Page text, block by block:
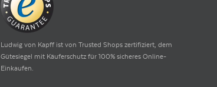
Ludwig von Kapff ist von Trusted Shops zertifiziert, dem
Gütesiegel mit Käuferschutz für 100% sicheres Online-
Einkaufen.